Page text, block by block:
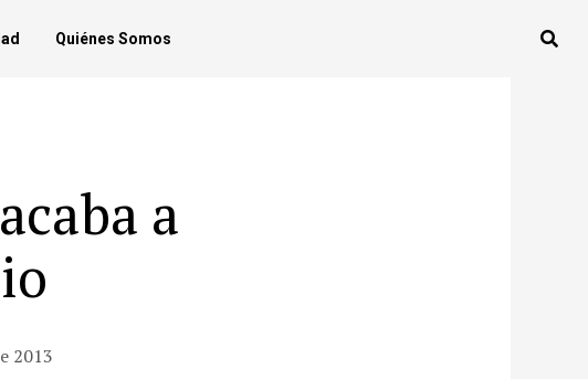
Quiénes Somos
a
2013